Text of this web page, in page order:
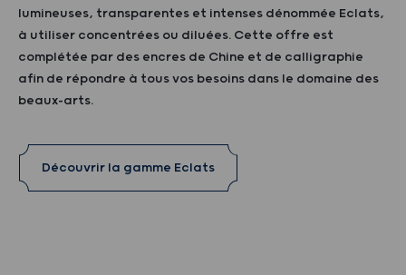
lumineuses, transparentes et intenses dénommée Eclats,
à utiliser concentrées ou diluées. Cette offre est
complétée par des encres de Chine et de calligraphie
afin de répondre à tous vos besoins dans le domaine des
beaux-arts.
Découvrir la gamme Eclats